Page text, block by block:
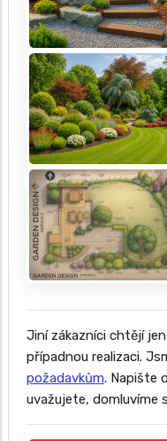
Jiní zákazníci chtějí
případnou realizaci.
požadavkům. Napište
uvažujete, domluvíme